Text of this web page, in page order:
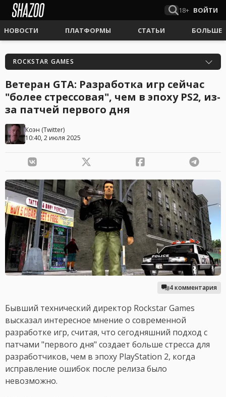
18+ ВОЙТИ
НОВОСТИ ПЛАТФОРМЫ СТАТЬИ БОЛЬШЕ
ROCKSTAR GAMES
Ветеран GTA: Разработка игр сейчас
"более стрессовая", чем в эпоху PS2, из-
за патчей первого дня
Коэн (Twitter)
10:40, 2 июля 2025
4 комментария
Бывший технический директор Rockstar Games
высказал интересное мнение о современной
разработке игр, считая, что сегодняшний подход с
патчами "первого дня" создает больше стресса для
разработчиков, чем в эпоху PlayStation 2, когда
исправление ошибок после релиза было
невозможно.